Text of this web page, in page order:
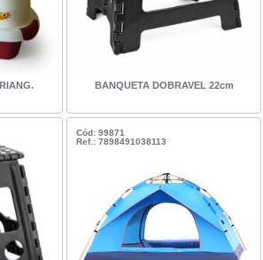
BANQUETA DOBRAVEL 22cm
Cód: 99871
Ref.: 7898491038113